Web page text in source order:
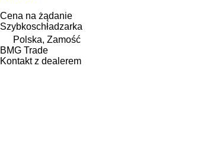
Cena na żądanie
Szybkoschładzarka
Polska, Zamość
BMG Trade
Kontakt z dealerem